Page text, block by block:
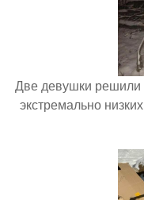
Две девушки решили
экстремально